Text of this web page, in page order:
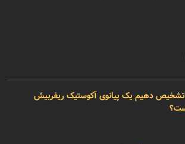
دهیم یک پیانوی آکوستیک ریفربیش